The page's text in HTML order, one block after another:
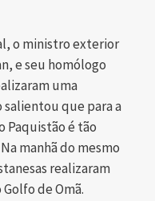
o ministro exterior
e seu homólogo
uma
que para a
Paquistão é tão
manhã do mesmo
realizaram
de Omã.